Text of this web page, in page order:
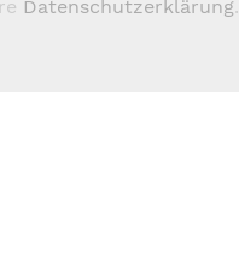
Datenschutzerklärung.